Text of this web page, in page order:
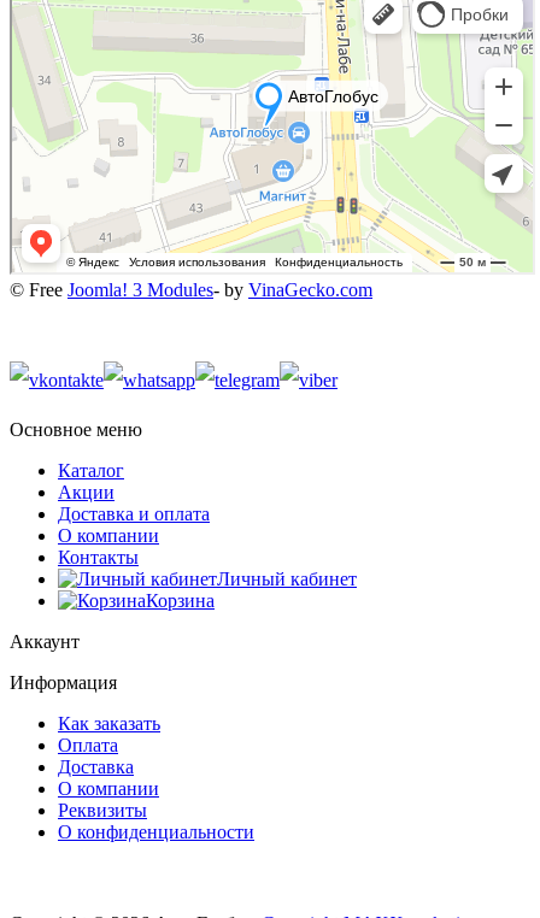
© Free Joomla! 3 Modules- by VinaGecko.com
Основное меню
Каталог
Акции
Доставка и оплата
О компании
Контакты
Личный кабинет
Корзина
Аккаунт
Информация
Как заказать
Оплата
Доставка
О компании
Реквизиты
О конфиденциальности